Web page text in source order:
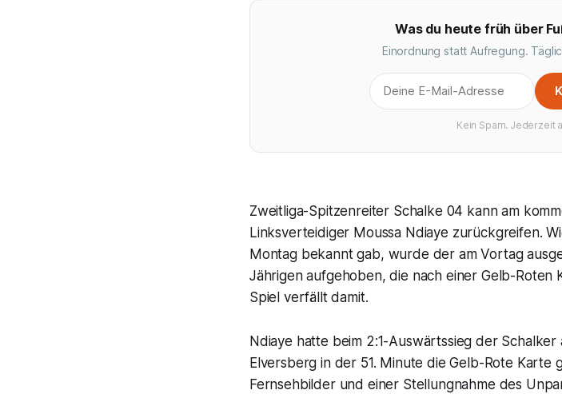
Was du heute früh über
Einordnung statt Aufregung.
Kein Spam. Jederzeit
Zweitliga-Spitzenreiter Schalke 04 kann am
Linksverteidiger Moussa Ndiaye zurückgreifen.
Montag bekannt gab, wurde der am Vortag
Jährigen aufgehoben, die nach einer Gelb-Roten
Spiel verfällt damit.
Ndiaye hatte beim 2:1-Auswärtssieg der
Elversberg in der 51. Minute die Gelb-Rote Karte
Fernsehbilder und einer Stellungnahme des